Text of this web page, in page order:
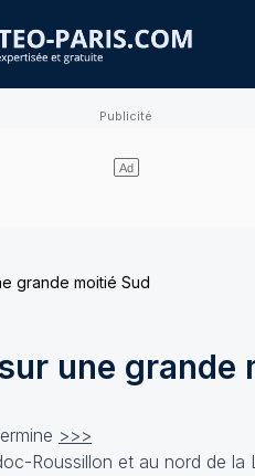
grande moitié Sud
une grande
>>>
Roussillon et au nord de la